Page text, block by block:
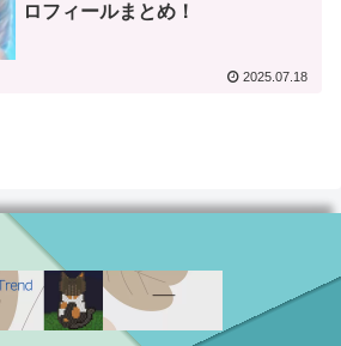
ロフィールまとめ！
2025.07.18